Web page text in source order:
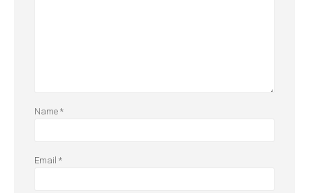
Name *
Email *